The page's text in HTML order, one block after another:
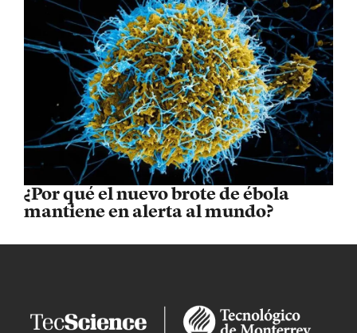
¿Por qué el nuevo brote de ébola
mantiene en alerta al mundo?